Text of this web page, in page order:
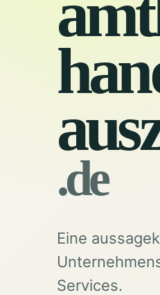
.de
Eine
Services.